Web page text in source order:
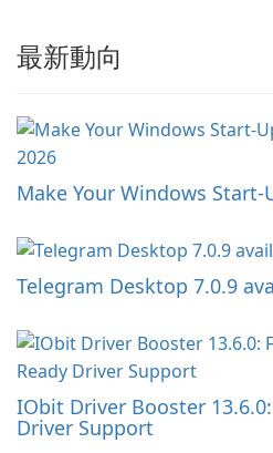
最新動向
Make Your Windows Start-
Telegram Desktop 7.0.9
IObit Driver Booster
Driver Support